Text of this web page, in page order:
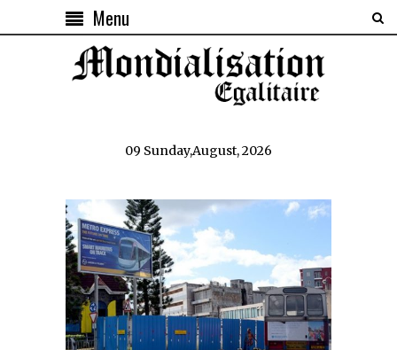
Menu
09 Sunday,August, 2026